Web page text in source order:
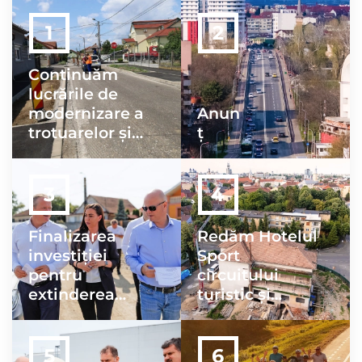
Continuăm
lucrările de
modernizare a
trotuarelor și
străzilor din
Anun
ț
Finalizarea
investiției
pentru
extinderea
rețelelor de
apă și
canalizare în
Redăm Hotelul
Sport
circuitului
turistic și
sportiv cât mai
curând!